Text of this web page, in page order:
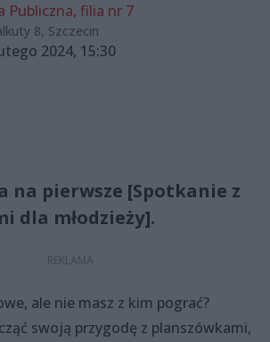
Publiczna, filia nr 7
8, Szczecin
2024, 15:30
na pierwsze [Spotkanie z
dla młodzieży].
ale nie masz z kim pograć?
swoją przygodę z planszówkami,